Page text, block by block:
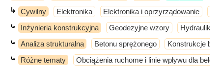
↳ Cywilny Elektronika Elektronika i oprzyrządowanie
⤿ Inżynieria konstrukcyjna Geodezyjne wzory Hydraulika
⤿ Analiza strukturalna Betonu sprężonego Konstrukcje
⤿ Różne tematy Obciążenia ruchome i linie wpływu dla belek